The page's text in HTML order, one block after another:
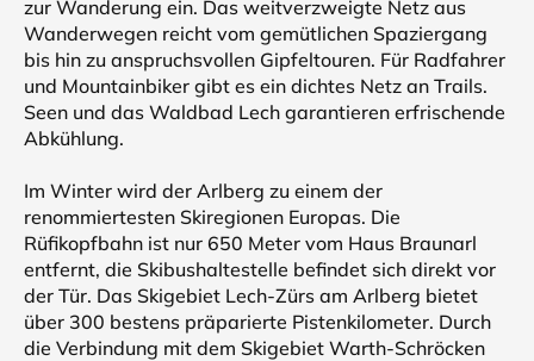
zur Wanderung ein. Das weitverzweigte Netz aus
Wanderwegen reicht vom gemütlichen Spaziergang
bis hin zu anspruchsvollen Gipfeltouren. Für Radfahrer
und Mountainbiker gibt es ein dichtes Netz an Trails.
Seen und das Waldbad Lech garantieren erfrischende
Abkühlung.
Im Winter wird der Arlberg zu einem der
renommiertesten Skiregionen Europas. Die
Rüfikopfbahn ist nur 650 Meter vom Haus Braunarl
entfernt, die Skibushaltestelle befindet sich direkt vor
der Tür. Das Skigebiet Lech-Zürs am Arlberg bietet
über 300 bestens präparierte Pistenkilometer. Durch
die Verbindung mit dem Skigebiet Warth-Schröcken